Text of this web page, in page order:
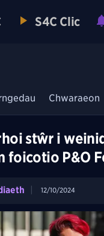
S4C Clic
Chwaraeon
stŵr i
foicotio P&O
12/10/2024